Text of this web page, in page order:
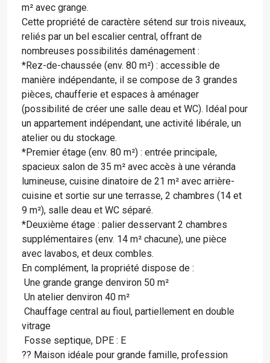
m² avec grange.
Cette propriété de caractère sétend sur trois niveaux,
reliés par un bel escalier central, offrant de
nombreuses possibilités daménagement :
*Rez-de-chaussée (env. 80 m²) : accessible de
manière indépendante, il se compose de 3 grandes
pièces, chaufferie et espaces à aménager
(possibilité de créer une salle deau et WC). Idéal pour
un appartement indépendant, une activité libérale, un
atelier ou du stockage.
*Premier étage (env. 80 m²) : entrée principale,
spacieux salon de 35 m² avec accès à une véranda
lumineuse, cuisine dinatoire de 21 m² avec arrière-
cuisine et sortie sur une terrasse, 2 chambres (14 et
9 m²), salle deau et WC séparé.
*Deuxième étage : palier desservant 2 chambres
supplémentaires (env. 14 m² chacune), une pièce
avec lavabos, et deux combles.
En complément, la propriété dispose de :
 Une grande grange denviron 50 m²
 Un atelier denviron 40 m²
 Chauffage central au fioul, partiellement en double
vitrage
 Fosse septique, DPE : E
?? Maison idéale pour grande famille, profession